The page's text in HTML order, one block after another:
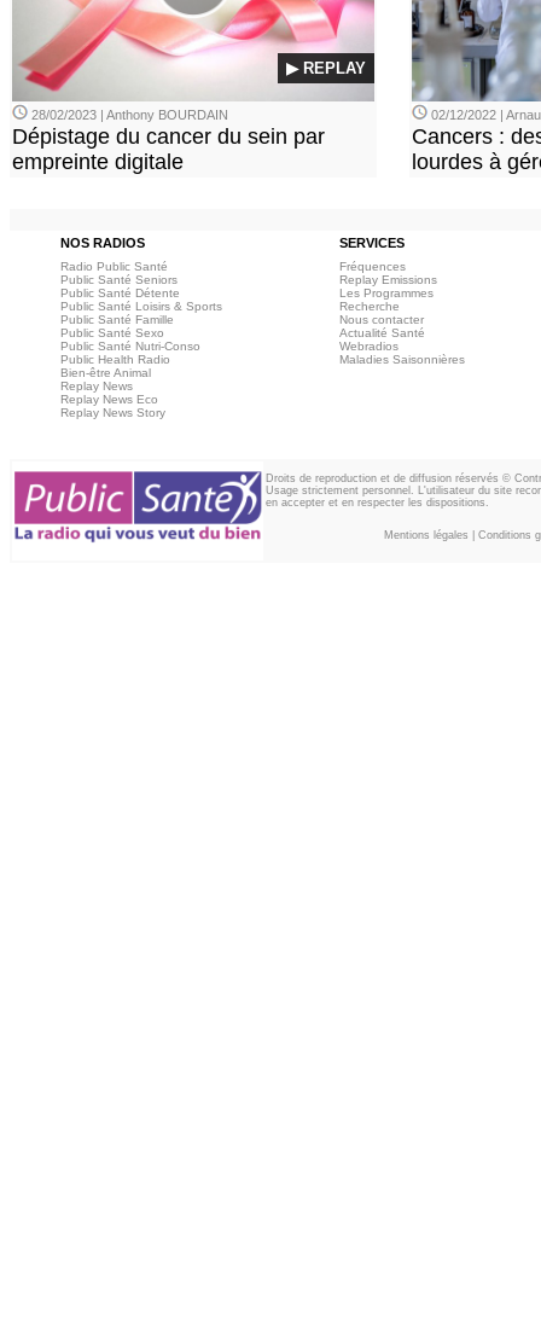
▶ REPLAY
28/02/2023 | Anthony BOURDAIN
Dépistage du cancer du sein par
empreinte digitale
02/12/2022 |
Cancers :
lourdes à
NOS RADIOS SERVICES
Radio Public Santé
Public Santé Seniors
Public Santé Détente
Public Santé Loisirs & Sports
Public Santé Famille
Public Santé Sexo
Public Santé Nutri-Conso
Public Health Radio
Bien-être Animal
Replay News
Replay News Eco
Replay News Story
Fréquences
Replay Emissions
Les Programmes
Recherche
Nous contacter
Actualité Santé
Webradios
Maladies Saisonnières
Droits de reproduction et de diffusion réservés ©
Usage strictement personnel. L'utilisateur du site
en accepter et en respecter les dispositions.
Mentions légales Conditions